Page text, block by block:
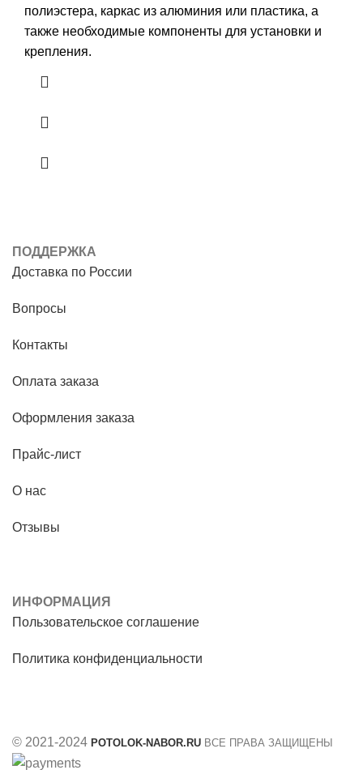
полиэстера, каркас из алюминия или пластика, а
также необходимые компоненты для установки и
крепления.
ПОДДЕРЖКА
Доставка по России
Вопросы
Контакты
Оплата заказа
Оформления заказа
Прайс-лист
О нас
Отзывы
ИНФОРМАЦИЯ
Пользовательское соглашение
Политика конфиденциальности
© 2021-2024 POTOLOK-NABOR.RU ВСЕ ПРАВА ЗАЩИЩЕНЫ